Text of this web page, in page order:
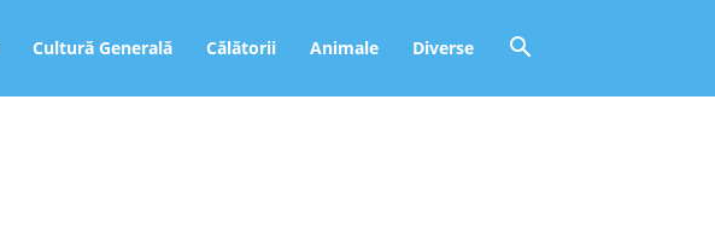
Cultură Generală Călătorii Animale Diverse